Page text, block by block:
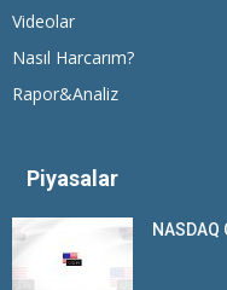
Videolar
Nasıl Harcarım?
Rapor&Analiz
Piyasalar